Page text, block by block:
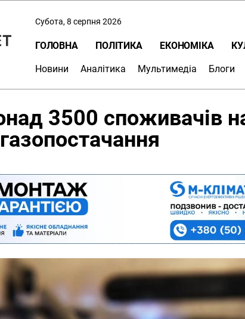
Субота, 8 серпня 2026
ГОЛОВНА ПОЛІТИКА ЕКОНОМІКА
Новини Аналітика Мультимедіа Блоги
3500 споживачів